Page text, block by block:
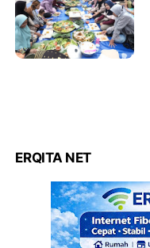
ERQITA NET